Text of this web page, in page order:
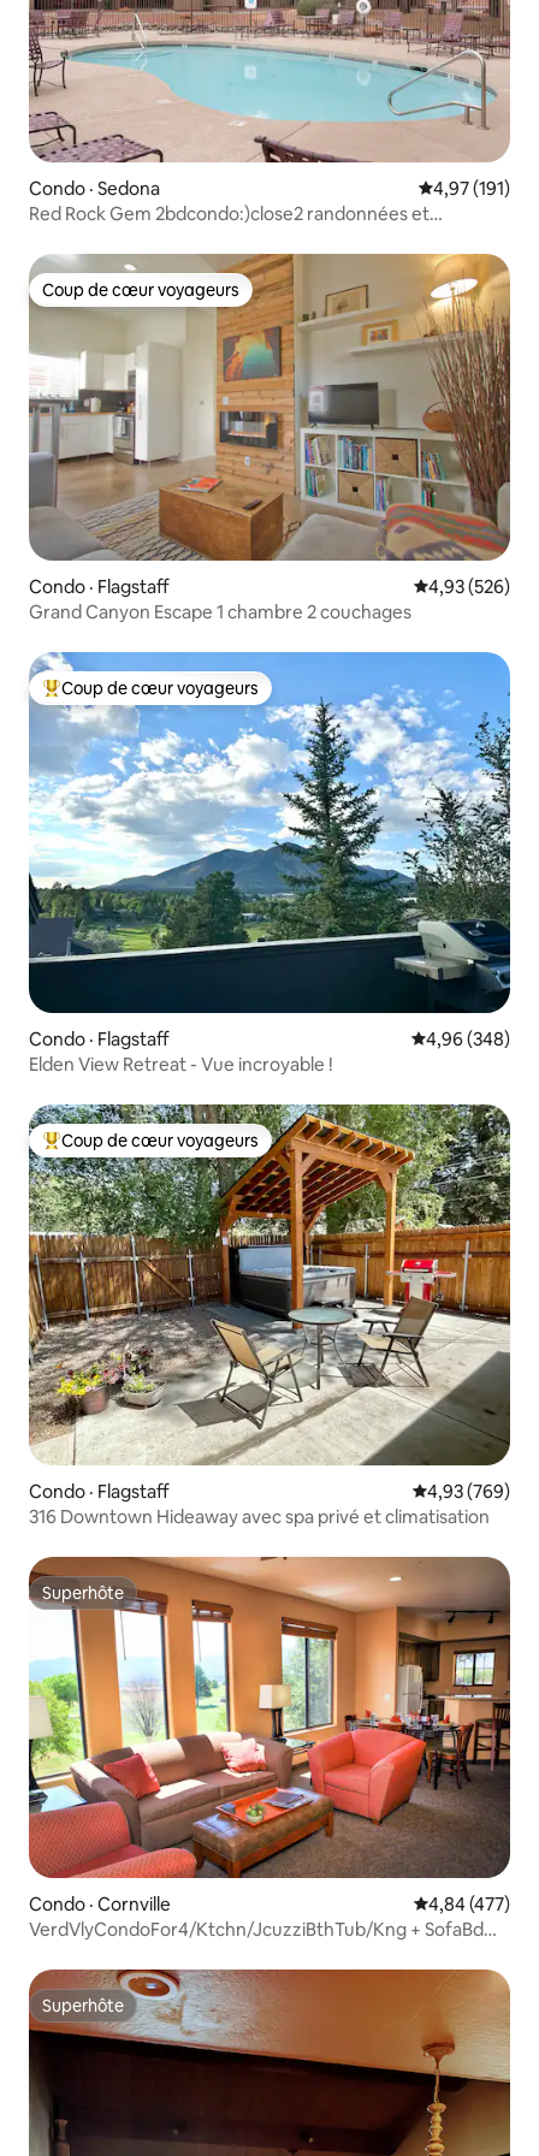
Condo · Sedona Note
4,97 (191)
Red Rock Gem 2bdcondo:)close2 randonnées et
Coup de cœur voyageurs
Coup de cœur voyageurs
Condo · Flagstaff Note
4,93 (526)
Grand Canyon Escape 1 chambre 2 couchages
Coup de cœur voyageurs parmi les plus aimés
Coup de cœur voyageurs
Condo · Flagstaff Note
4,96 (348)
Elden View Retreat - Vue incroyable !
Coup de cœur voyageurs parmi les plus aimés
Coup de cœur voyageurs
Condo · Flagstaff Note
4,93 (769)
316 Downtown Hideaway avec spa privé et climatisation
Superhôte
Superhôte
Condo · Cornville Note
4,84 (477)
VerdVlyCondoFor4/Ktchn/JcuzziBthTub/Kng + SofaBd
Superhôte
Superhôte